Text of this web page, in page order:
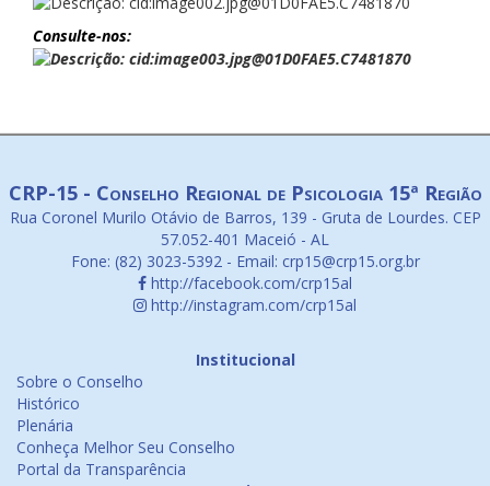
Consulte-nos:
CRP-15 - Conselho Regional de Psicologia 15ª Região
Rua Coronel Murilo Otávio de Barros, 139 - Gruta de Lourdes. CEP
57.052-401 Maceió - AL
Fone: (82) 3023-5392 - Email: crp15@crp15.org.br
http://facebook.com/crp15al
http://instagram.com/crp15al
Institucional
Sobre o Conselho
Histórico
Plenária
Conheça Melhor Seu Conselho
Portal da Transparência